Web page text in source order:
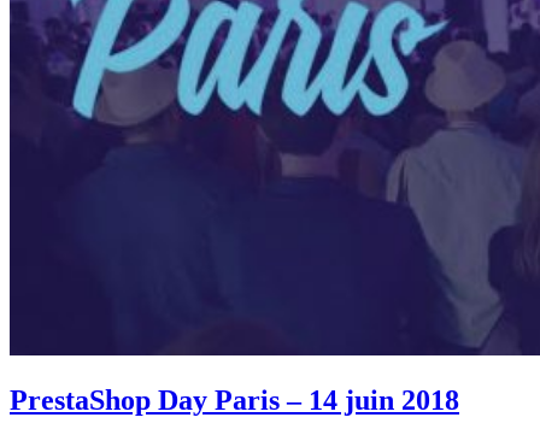
PrestaShop Day Paris – 14 juin 2018